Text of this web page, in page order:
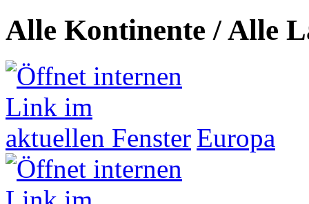
Alle Kontinente / Alle
Europa